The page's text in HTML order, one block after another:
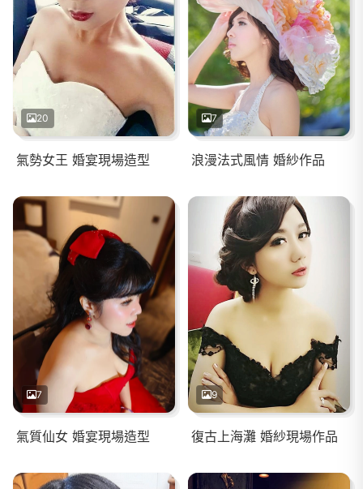
20
氣勢女王 婚宴現場造型
7
浪漫法式風情 婚紗作品
7
氣質仙女 婚宴現場造型
9
復古上海灘 婚紗現場作品